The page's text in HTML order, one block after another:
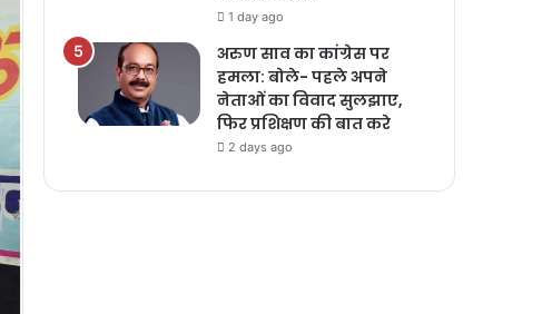
1 day ago
अरुण साव का कांग्रेस पर
हमला: बोले- पहले अपने
नेताओं का विवाद सुलझाए,
फिर प्रशिक्षण की बात करे
2 days ago